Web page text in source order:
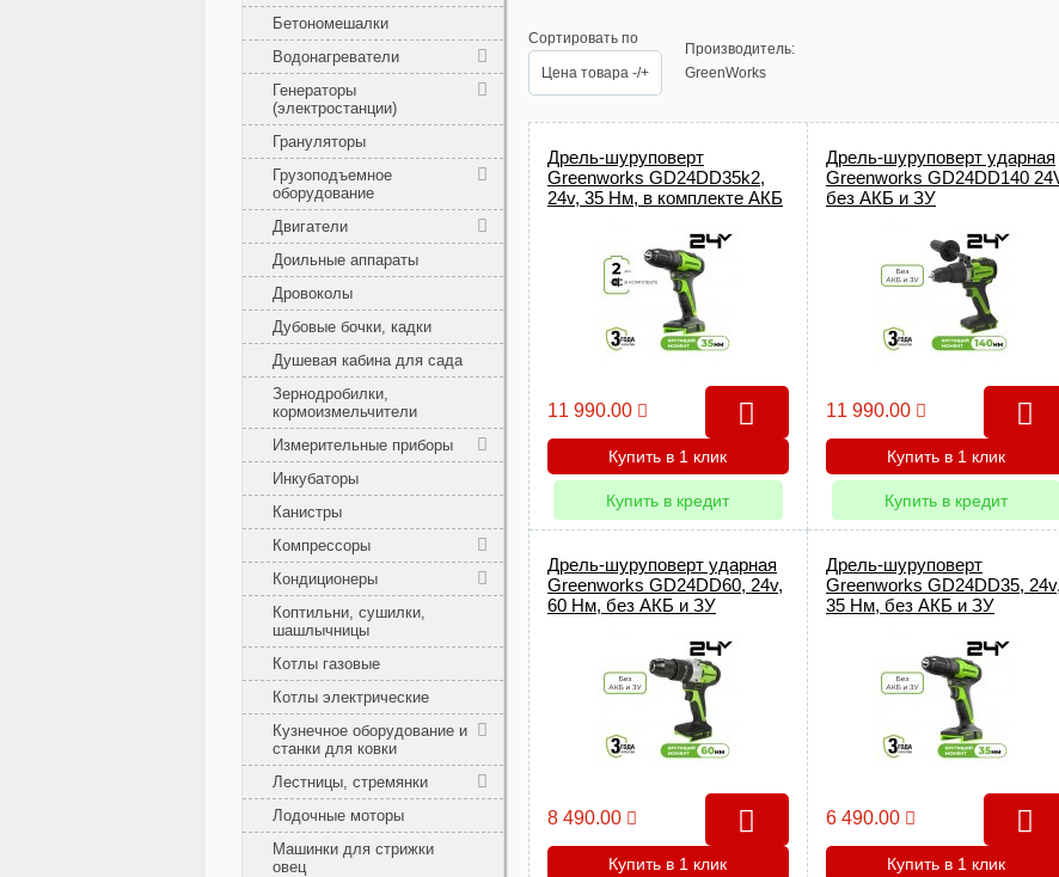
Бетономешалки
Водонагреватели
Генераторы
(электростанции)
Грануляторы
Грузоподъемное
оборудование
Двигатели
Доильные аппараты
Дровоколы
Дубовые бочки, кадки
Душевая кабина для сада
Зернодробилки,
кормоизмельчители
Измерительные приборы
Инкубаторы
Канистры
Компрессоры
Кондиционеры
Коптильни, сушилки,
шашлычницы
Котлы газовые
Котлы электрические
Кузнечное оборудование и
станки для ковки
Лестницы, стремянки
Лодочные моторы
Машинки для стрижки
овец
Сортировать по
Цена товара -/+
Производитель:
GreenWorks
Дрель-шуруповерт
Greenworks GD24DD35k2,
24v, 35 Нм, в комплекте АКБ
11 990.00
Купить в 1 клик
Купить в кредит
Дрель-шуруповерт ударная
Greenworks GD24DD140
без АКБ и ЗУ
11 990.00
Купить в 1 клик
Купить в кредит
Дрель-шуруповерт ударная
Greenworks GD24DD60, 24v,
60 Нм, без АКБ и ЗУ
8 490.00
Купить в 1 клик
Дрель-шуруповерт
Greenworks GD24DD35, 24v,
35 Нм, без АКБ и ЗУ
6 490.00
Купить в 1 клик